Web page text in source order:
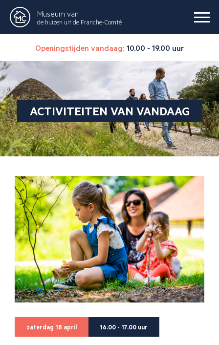
Museum van
de huizen uit de Franche-Comté
Openingstijden vandaag: 10.00 - 19.00 uur
ACTIVITEITEN VAN VANDAAG
zaterdag 18 april 16.00 - 17.00 uur